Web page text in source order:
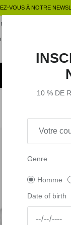
VOUS À NOTRE
Outlet
VR
10 % DE
Genre
Homme
Date of birth